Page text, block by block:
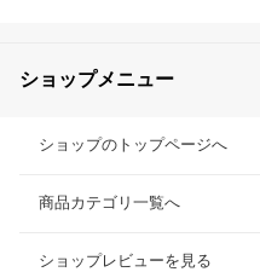
ショップメニュー
ショップのトップページへ
商品カテゴリ一覧へ
ショップレビューを見る